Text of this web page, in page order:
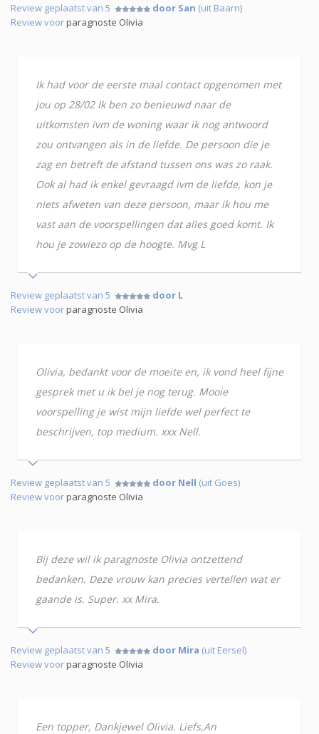
Review geplaatst van 5 door San (uit Baarn)
Review voorparagnoste Olivia
Ik had voor de eerste maal contact opgenomen met
jou op 28/02 Ik ben zo benieuwd naar de
uitkomsten ivm de woning waar ik nog antwoord
zou ontvangen als in de liefde. De persoon die je
zag en betreft de afstand tussen ons was zo raak.
Ook al had ik enkel gevraagd ivm de liefde, kon je
niets afweten van deze persoon, maar ik hou me
vast aan de voorspellingen dat alles goed komt. Ik
hou je zowiezo op de hoogte. Mvg L
Review geplaatst van 5
door L
Review voorparagnoste Olivia
Olivia, bedankt voor de moeite en, ik vond heel fijne
gesprek met u ik bel je nog terug. Mooie
voorspelling je wist mijn liefde wel perfect te
beschrijven, top medium. xxx Nell.
Review geplaatst van 5 door Nell (uit Goes)
Review voorparagnoste Olivia
Bij deze wil ik paragnoste Olivia ontzettend
bedanken. Deze vrouw kan precies vertellen wat er
gaande is. Super. xx Mira.
Review geplaatst van 5 door Mira (uit Eersel)
Review voorparagnoste Olivia
Een topper, Dankjewel Olivia. Liefs,An